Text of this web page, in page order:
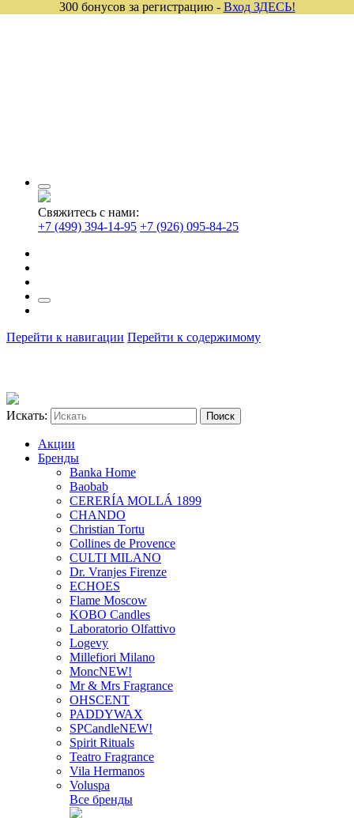
Свяжитесь с нами:
+7 (499) 394-14-95 +7 (926) 095-84-25
Перейти к навигации Перейти к содержимому
Искать:
Акции
Бренды
Banka Home
Baobab
CERERÍA MOLLÁ 1899
CHANDO
Christian Tortu
Collines de Provence
CULTI MILANO
Dr. Vranjes Firenze
ECHOES
Flame Moscow
KOBO Candles
Laboratorio Olfattivo
Logevy
Millefiori Milano
MoncNEW!
Mr & Mrs Fragrance
OHSCENT
PADDYWAX
SPCandleNEW!
Spirit Rituals
Teatro Fragrance
Vila Hermanos
Voluspa
Все бренды
300 бонусов за регистрацию - Вход ЗДЕСЬ!